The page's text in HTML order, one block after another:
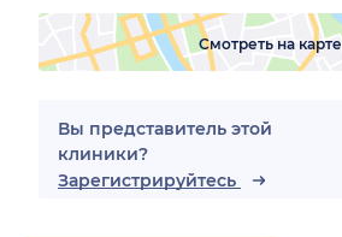
Смотреть на карте
Вы представитель этой
клиники?
Зарегистрируйтесь